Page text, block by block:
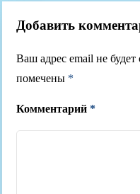
Добавить
Ваш адрес email не будет
помечены *
Комментарий *